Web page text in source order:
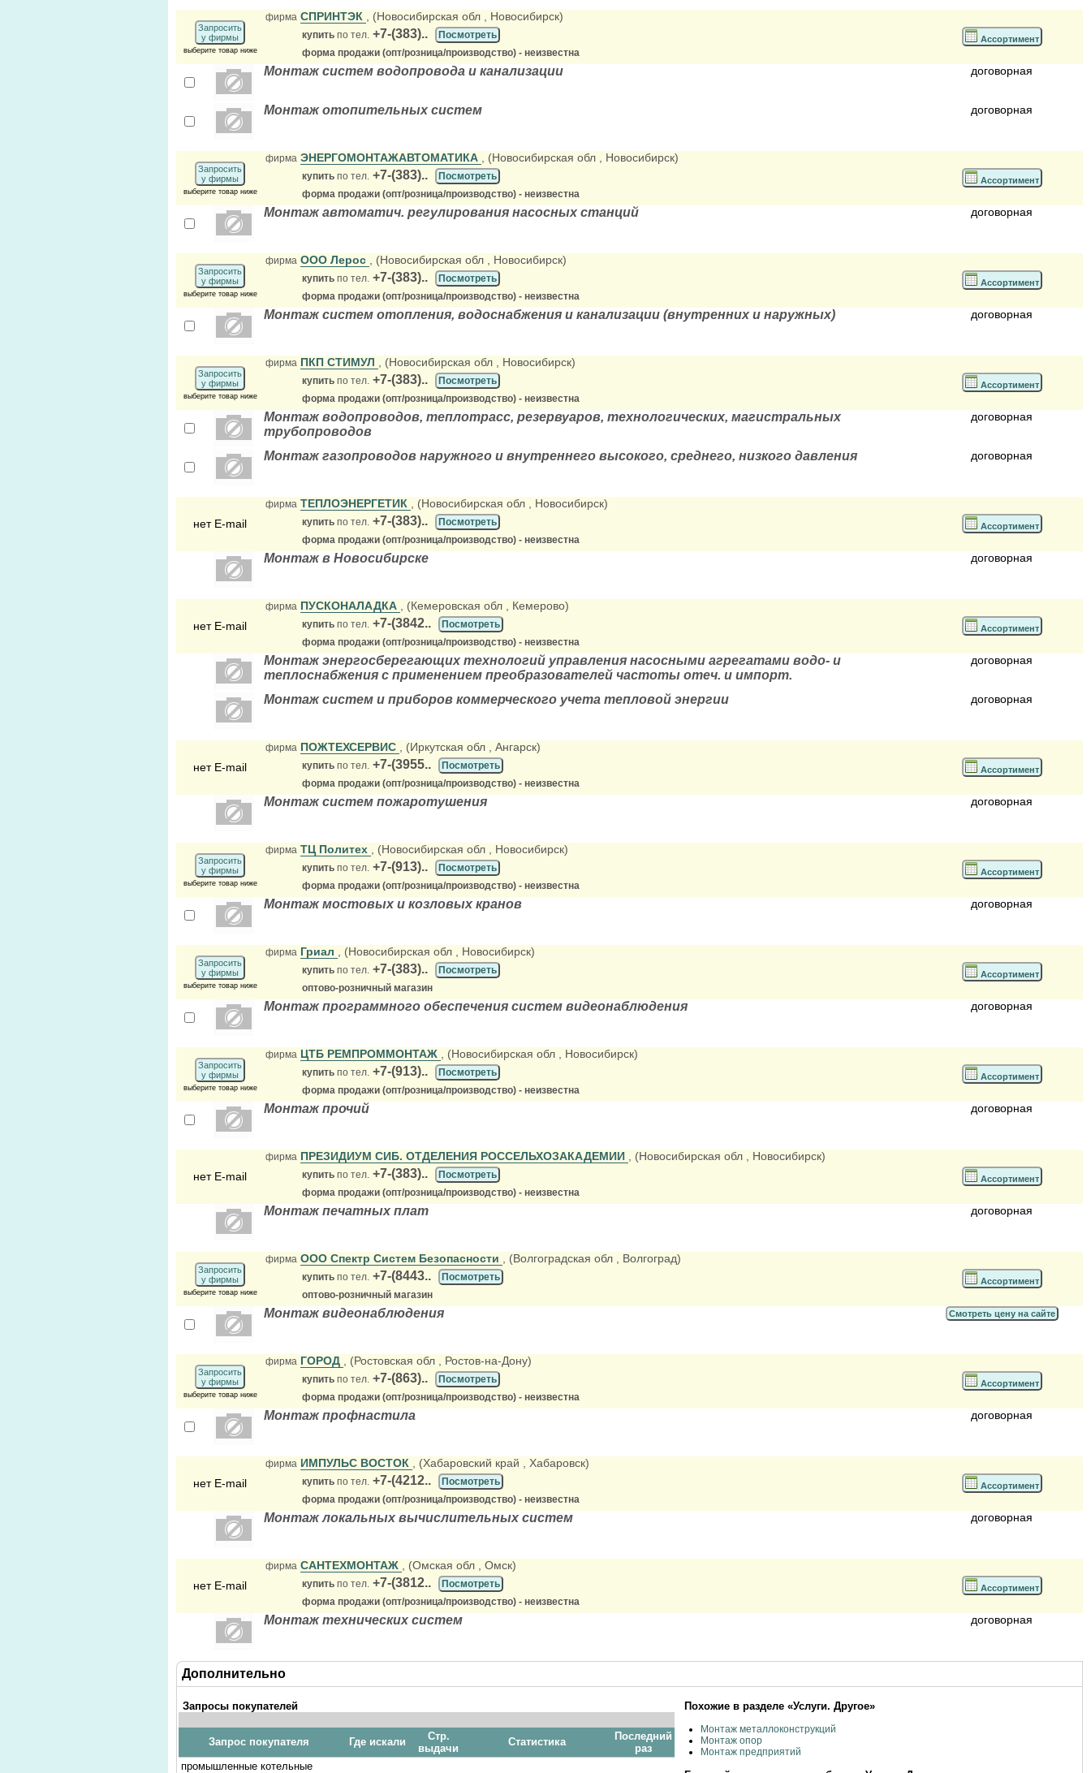
Запросить
у фирмы
выберите товар ниже
фирма СПРИНТЭК , (Новосибирская обл , Новосибирск)
купить по тел. +7-(383)..
Посмотреть
форма продажи (опт/розница/производство) - неизвестна
Ассортимент
Монтаж систем водопровода и канализации договорная
Монтаж отопительных систем договорная
Запросить
у фирмы
выберите товар ниже
фирма ЭНЕРГОМОНТАЖАВТОМАТИКА , (Новосибирская обл , Новосибирск)
купить по тел. +7-(383)..
Посмотреть
форма продажи (опт/розница/производство) - неизвестна
Ассортимент
Монтаж автоматич. регулирования насосных станций договорная
Запросить
у фирмы
выберите товар ниже
фирма ООО Лерос , (Новосибирская обл , Новосибирск)
купить по тел. +7-(383)..
Посмотреть
форма продажи (опт/розница/производство) - неизвестна
Ассортимент
Монтаж систем отопления, водоснабжения и канализации (внутренних и наружных) договорная
Запросить
у фирмы
выберите товар ниже
фирма ПКП СТИМУЛ , (Новосибирская обл , Новосибирск)
купить по тел. +7-(383)..
Посмотреть
форма продажи (опт/розница/производство) - неизвестна
Ассортимент
Монтаж водопроводов, теплотрасс, резервуаров, технологических, магистральных
трубопроводов
договорная
Монтаж газопроводов наружного и внутреннего высокого, среднего, низкого давления договорная
нет E-mail
фирма ТЕПЛОЭНЕРГЕТИК , (Новосибирская обл , Новосибирск)
купить по тел. +7-(383)..
Посмотреть
форма продажи (опт/розница/производство) - неизвестна
Ассортимент
Монтаж в Новосибирске договорная
нет E-mail
фирма ПУСКОНАЛАДКА , (Кемеровская обл , Кемерово)
купить по тел. +7-(3842..
Посмотреть
форма продажи (опт/розница/производство) - неизвестна
Ассортимент
Монтаж энергосберегающих технологий управления насосными агрегатами водо- и
теплоснабжения с применением преобразователей частоты отеч. и импорт.
договорная
Монтаж систем и приборов коммерческого учета тепловой энергии договорная
нет E-mail
фирма ПОЖТЕХСЕРВИС , (Иркутская обл , Ангарск)
купить по тел. +7-(3955..
Посмотреть
форма продажи (опт/розница/производство) - неизвестна
Ассортимент
Монтаж систем пожаротушения договорная
Запросить
у фирмы
выберите товар ниже
фирма ТЦ Политех , (Новосибирская обл , Новосибирск)
купить по тел. +7-(913)..
Посмотреть
форма продажи (опт/розница/производство) - неизвестна
Ассортимент
Монтаж мостовых и козловых кранов договорная
Запросить
у фирмы
выберите товар ниже
фирма Гриал , (Новосибирская обл , Новосибирск)
купить по тел. +7-(383)..
Посмотреть
оптово-розничный магазин
Ассортимент
Монтаж программного обеспечения систем видеонаблюдения договорная
Запросить
у фирмы
выберите товар ниже
фирма ЦТБ РЕМПРОММОНТАЖ , (Новосибирская обл , Новосибирск)
купить по тел. +7-(913)..
Посмотреть
форма продажи (опт/розница/производство) - неизвестна
Ассортимент
Монтаж прочий договорная
нет E-mail
фирма ПРЕЗИДИУМ СИБ. ОТДЕЛЕНИЯ РОССЕЛЬХОЗАКАДЕМИИ , (Новосибирская обл , Новосибирск)
купить по тел. +7-(383)..
Посмотреть
форма продажи (опт/розница/производство) - неизвестна
Ассортимент
Монтаж печатных плат договорная
Запросить
у фирмы
выберите товар ниже
фирма ООО Спектр Систем Безопасности , (Волгоградская обл , Волгоград)
купить по тел. +7-(8443..
Посмотреть
оптово-розничный магазин
Ассортимент
Монтаж видеонаблюдения Смотреть цену на сайте
Запросить
у фирмы
выберите товар ниже
фирма ГОРОД , (Ростовская обл , Ростов-на-Дону)
купить по тел. +7-(863)..
Посмотреть
форма продажи (опт/розница/производство) - неизвестна
Ассортимент
Монтаж профнастила договорная
нет E-mail
фирма ИМПУЛЬС ВОСТОК , (Хабаровский край , Хабаровск)
купить по тел. +7-(4212..
Посмотреть
форма продажи (опт/розница/производство) - неизвестна
Ассортимент
Монтаж локальных вычислительных систем договорная
нет E-mail
фирма САНТЕХМОНТАЖ , (Омская обл , Омск)
купить по тел. +7-(3812..
Посмотреть
форма продажи (опт/розница/производство) - неизвестна
Ассортимент
Монтаж технических систем договорная
Дополнительно
Запросы покупателей
Запрос покупателя Где искали
Стр.
выдачи
Статистика
Последний
раз
промышленные котельные
Похожие в разделе «Услуги. Другое»
Монтаж металлоконструкций
Монтаж опор
Монтаж предприятий